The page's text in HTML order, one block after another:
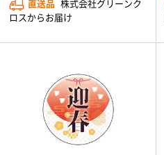
直送品 株式会社グリーンク
ロスからお届け